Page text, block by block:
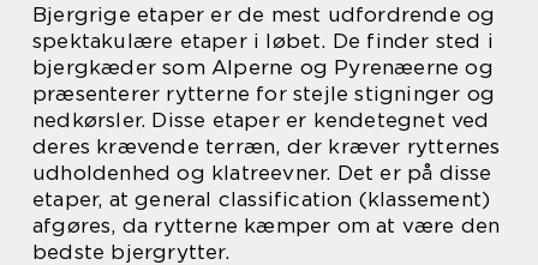
Bjergrige etaper er de mest udfordrende og
spektakulære etaper i løbet. De finder sted i
bjergkæder som Alperne og Pyrenæerne og
præsenterer rytterne for stejle stigninger og
nedkørsler. Disse etaper er kendetegnet ved
deres krævende terræn, der kræver rytternes
udholdenhed og klatreevner. Det er på disse
etaper, at general classification (klassement)
afgøres, da rytterne kæmper om at være den
bedste bjergrytter.